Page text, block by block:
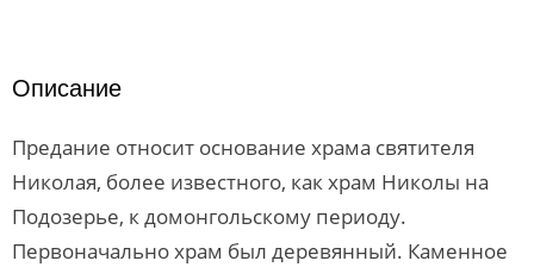
Описание
Предание относит основание храма святителя
Николая, более известного, как храм Николы на
Подозерье, к домонгольскому периоду.
Первоначально храм был деревянный. Каменное